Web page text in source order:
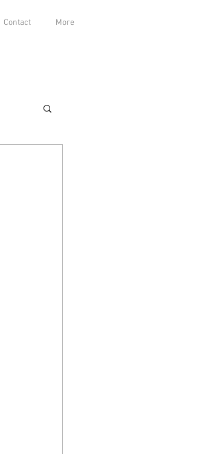
Contact More